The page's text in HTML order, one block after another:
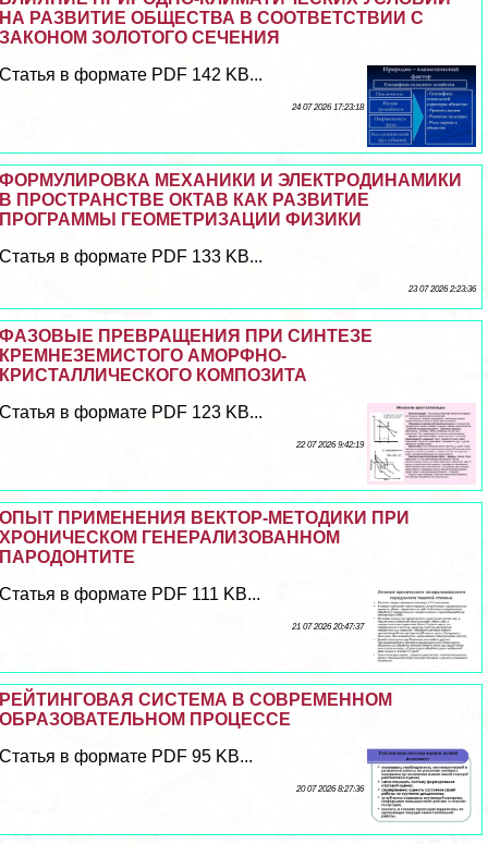
НА РАЗВИТИЕ ОБЩЕСТВА В СООТВЕТСТВИИ С
ЗАКОНОМ ЗОЛОТОГО СЕЧЕНИЯ
Статья в формате PDF 142 KB...
24 07 2026 17:23:18
ФОРМУЛИРОВКА МЕХАНИКИ И ЭЛЕКТРОДИНАМИКИ
В ПРОСТРАНСТВЕ ОКТАВ КАК РАЗВИТИЕ
ПРОГРАММЫ ГЕОМЕТРИЗАЦИИ ФИЗИКИ
Статья в формате PDF 133 KB...
23 07 2026 2:23:36
ФАЗОВЫЕ ПРЕВРАЩЕНИЯ ПРИ СИНТЕЗЕ
КРЕМНЕЗЕМИСТОГО АМОРФНО-
КРИСТАЛЛИЧЕСКОГО КОМПОЗИТА
Статья в формате PDF 123 KB...
22 07 2026 9:42:19
ОПЫТ ПРИМЕНЕНИЯ ВЕКТОР-МЕТОДИКИ ПРИ
ХРОНИЧЕСКОМ ГЕНЕРАЛИЗОВАННОМ
ПАРОДОНТИТЕ
Статья в формате PDF 111 KB...
21 07 2026 20:47:37
РЕЙТИНГОВАЯ СИСТЕМА В СОВРЕМЕННОМ
ОБРАЗОВАТЕЛЬНОМ ПРОЦЕССЕ
Статья в формате PDF 95 KB...
20 07 2026 8:27:36